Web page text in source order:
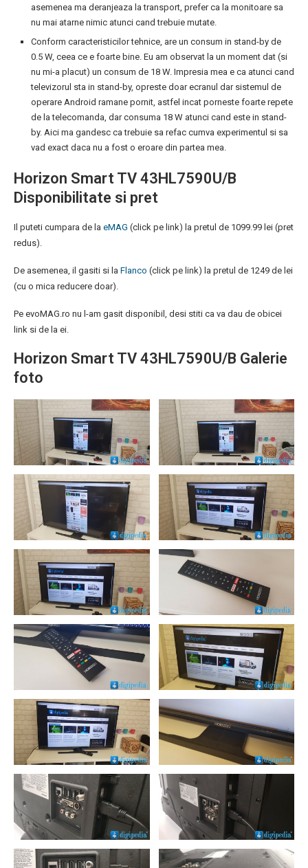
asemenea ma deranjeaza la transport, prefer ca la monitoare sa
nu mai atarne nimic atunci cand trebuie mutate.
Conform caracteristicilor tehnice, are un consum in stand-by de
0.5 W, ceea ce e foarte bine. Eu am observat la un moment dat (si
nu mi-a placut) un consum de 18 W. Impresia mea e ca atunci cand
televizorul sta in stand-by, opreste doar ecranul dar sistemul de
operare Android ramane pornit, astfel incat porneste foarte repete
de la telecomanda, dar consuma 18 W atunci cand este in stand-
by. Aici ma gandesc ca trebuie sa refac cumva experimentul si sa
vad exact daca nu a fost o eroare din partea mea.
Horizon Smart TV 43HL7590U/B
Disponibilitate si pret
Il puteti cumpara de la eMAG (click pe link) la pretul de 1099.99 lei (pret
redus).
De asemenea, il gasiti si la Flanco (click pe link) la pretul de 1249 de lei
(cu o mica reducere doar).
Pe evoMAG.ro nu l-am gasit disponibil, desi stiti ca va dau de obicei
link si de la ei.
Horizon Smart TV 43HL7590U/B Galerie
foto